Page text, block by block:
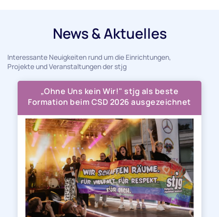
News & Aktuelles
Interessante Neuigkeiten rund um die Einrichtungen,
Projekte und Veranstaltungen der stjg
„Ohne Uns kein Wir!" stjg als beste
Formation beim CSD 2026 ausgezeichnet